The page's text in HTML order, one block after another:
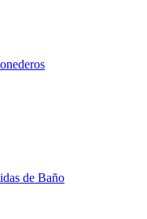
de Baño